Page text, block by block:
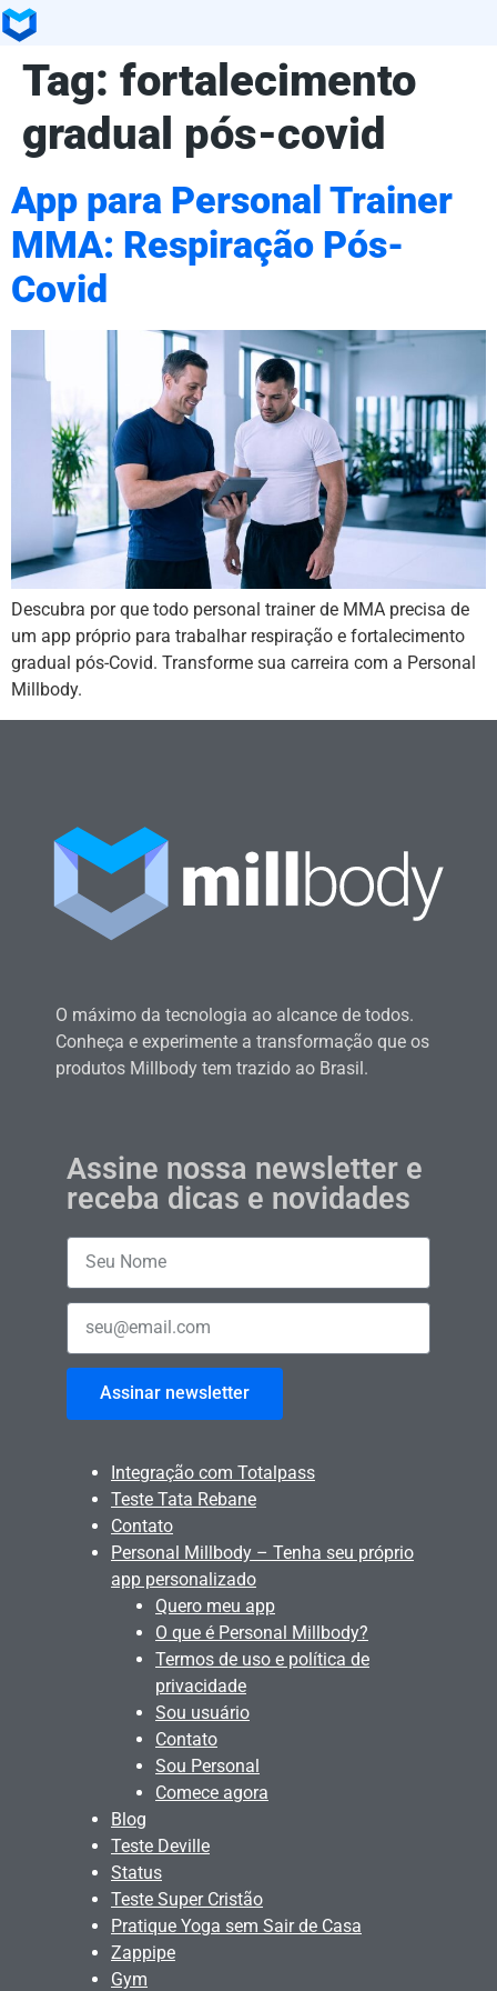
Tag: fortalecimento
gradual pós-covid
App para Personal Trainer
MMA: Respiração Pós-
Covid
Descubra por que todo personal trainer de MMA precisa de
um app próprio para trabalhar respiração e fortalecimento
gradual pós-Covid. Transforme sua carreira com a Personal
Millbody.
O máximo da tecnologia ao alcance de todos.
Conheça e experimente a transformação que os
produtos Millbody tem trazido ao Brasil.
Assine nossa newsletter e
receba dicas e novidades
Assinar newsletter
Integração com Totalpass
Teste Tata Rebane
Contato
Personal Millbody – Tenha seu próprio
app personalizado
Quero meu app
O que é Personal Millbody?
Termos de uso e política de
privacidade
Sou usuário
Contato
Sou Personal
Comece agora
Blog
Teste Deville
Status
Teste Super Cristão
Pratique Yoga sem Sair de Casa
Zappipe
Gym